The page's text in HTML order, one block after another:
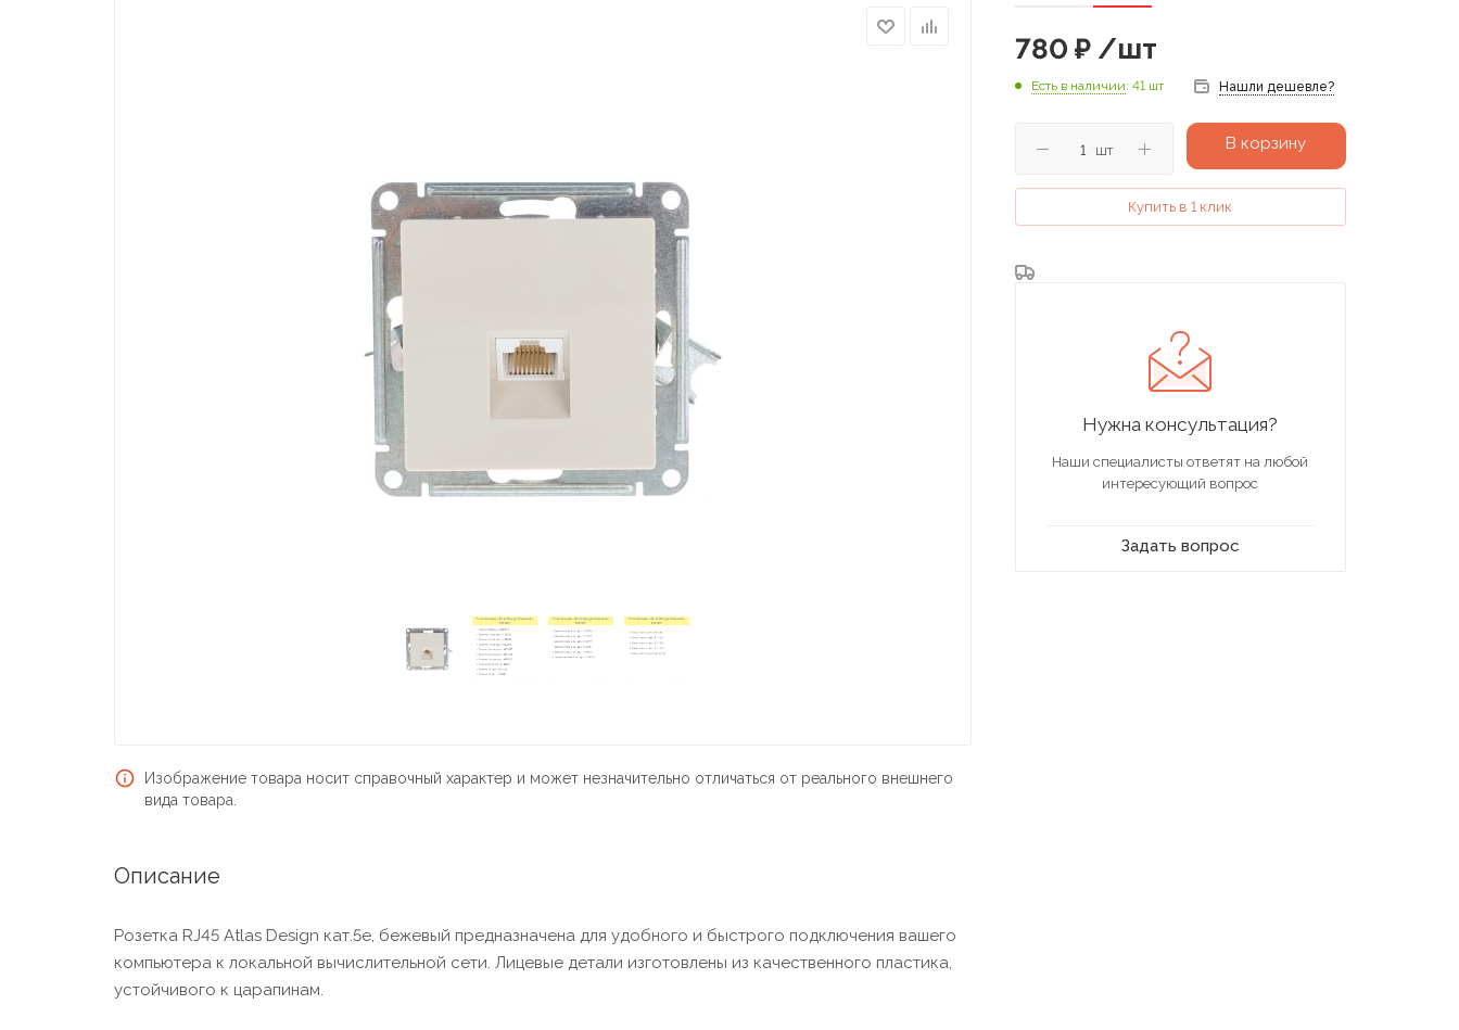
Изображение товара носит справочный характер и может незначительно отличаться от реального внешнего
вида товара.
Описание
Розетка RJ45 Atlas Design кат.5е, бежeвый предназначена для удобного и быстрого подключения вашего
компьютера к локальной вычислительной сети. Лицевые детали изготовлены из качественного пластика,
устойчивого к царапинам.
780 ₽/шт
Есть в наличии: 41 шт Нашли дешевле?
шт В корзину
Купить в 1 клик
Нужна консультация?
Наши специалисты ответят на любой
интересующий вопрос
Задать вопрос